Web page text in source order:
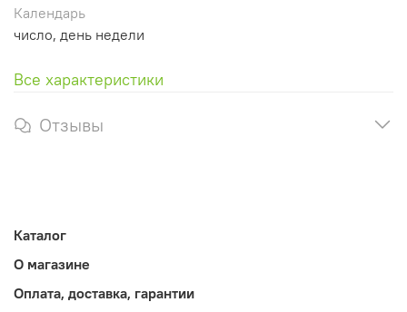
Календарь
число, день недели
Все характеристики
Отзывы
Каталог
О магазине
Оплата, доставка, гарантии